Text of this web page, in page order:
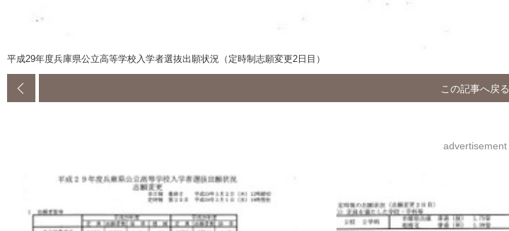
平成29年度兵庫県公立高等学校入学者選抜出願状況（定時制志願変更2日目）
この記事へ戻る
advertisement